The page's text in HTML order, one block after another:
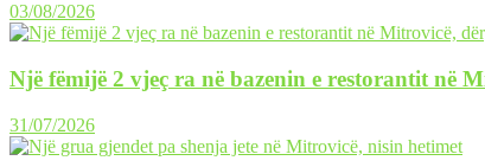
03/08/2026
Një fëmijë 2 vjeç ra në bazenin e restorantit në
31/07/2026